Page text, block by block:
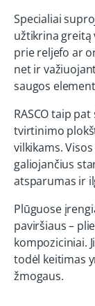
Specialiai
užtikrina greitą
prie reljefo ar
net ir
saugos
RASCO taip
tvirtinimo
vilkikams.
galiojančius
atsparumas ir
Plūguose
paviršiaus –
kompoziciniai.
todėl keitimas
žmogaus.